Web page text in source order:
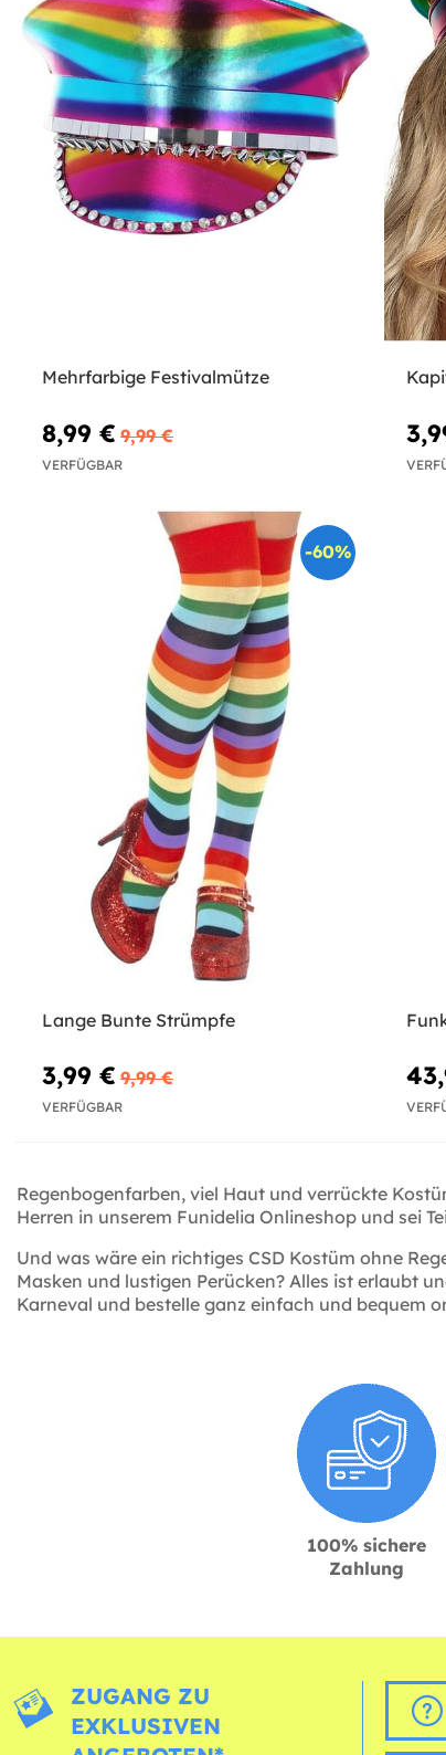
Mehrfarbige Festivalmütze
8,99 € 9,99 €
VERFÜGBAR
-60%
Lange Bunte Strümpfe
3,99 € 9,99 €
VERFÜGBAR
Regenbogenfarben, viel Haut und verrückte
Herren in unserem Funidelia Onlineshop und sei
Und was wäre ein richtiges CSD Kostüm ohne
Masken und lustigen Perücken? Alles ist erlaubt
Karneval und bestelle ganz einfach und bequem
100% sichere
Zahlung
ZUGANG ZU
EXKLUSIVEN